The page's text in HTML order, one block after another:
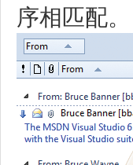
序相匹配。